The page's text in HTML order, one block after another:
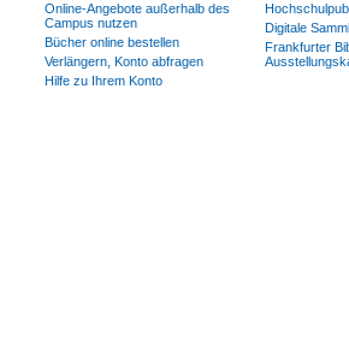
Online-Angebote außerhalb des
Campus nutzen
Bücher online bestellen
Verlängern, Konto abfragen
Hilfe zu Ihrem Konto
Digitale
Frankfurter